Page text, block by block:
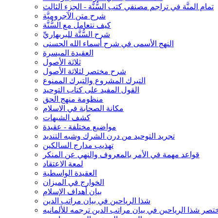
تمام المنَّة في تراجم مصنفي كتب السُّنَّة - الجزء الثالث
شرح متن الآجروميَّة
كيف نتعامل مع السُّنَّة
شرح السُّنَّة للبربهاريِّ
النهج الأسمى في شرح أسماء الله الحسنى
العقيدة الميسرة
ثلاثة الأصول
شرح مختصر لثلاثة الأصول
التبرك المشروع والتبرك الممنوع
القول المفيد على كتاب التوحيد
منظومة منهج الحق
مكانة الصحابة في الاسلام
كشف الشبهات
مواضيع مختلفة - عقيدة
تجريد التوحيد من درن الشرك وشبه التنديد
تهذيب مدارج السالكين
قواعد مهمة في الأمر بالمعروف والنهي عن المنكر
لمعة الاعتقاد
العقيدة الواسطية
الخوارج في الميزان
بيان أهداف الإسلام
شذا الرياحين في بيان مراتب الدين
شذا الرياحين في بيان مراتب الدين ترجمه للألمانيه